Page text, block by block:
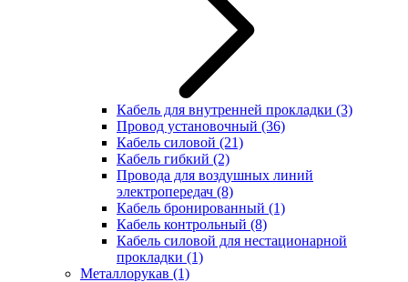
Кабель для внутренней прокладки (3)
Провод установочный (36)
Кабель силовой (21)
Кабель гибкий (2)
Провода для воздушных линий
электропередач (8)
Кабель бронированный (1)
Кабель контрольный (8)
Кабель силовой для нестационарной
прокладки (1)
Металлорукав (1)